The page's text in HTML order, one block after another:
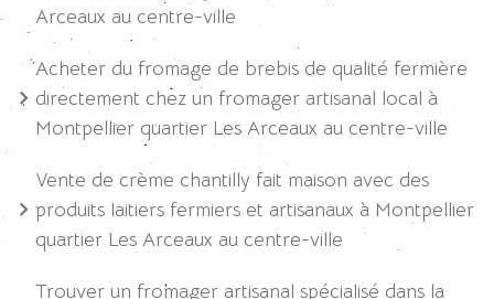
Arceaux au centre-ville
Acheter du fromage de brebis de qualité fermière
directement chez un fromager artisanal local à
Montpellier quartier Les Arceaux au centre-ville
Vente de crème chantilly fait maison avec des
produits laitiers fermiers et artisanaux à Montpellier
quartier Les Arceaux au centre-ville
Trouver un fromager artisanal spécialisé dans la